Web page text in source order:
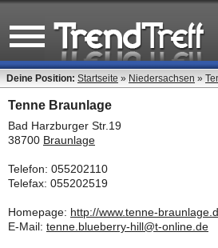
Deine Position: Startseite » Niedersachsen »
Tenne Braunlage
Bad Harzburger Str.19
38700 Braunlage
Telefon: 055202110
Telefax: 055202519
Homepage: http://www.tenne-
E-Mail: tenne.blueberry-hill@t-online.de